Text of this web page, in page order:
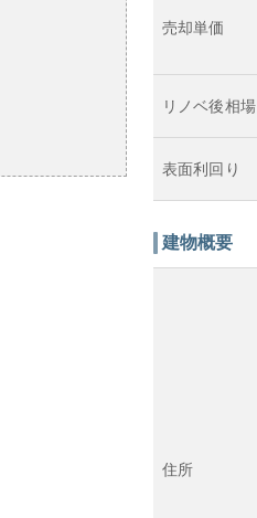
売却単価
リノベ後相場
表面利回り
建物概要
住所